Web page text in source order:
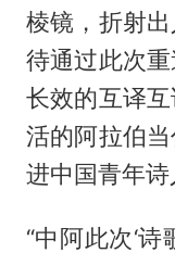
棱镜，折射
待通过此次
长效的互译
活的阿拉伯
进中国青年诗
“中阿此次‘